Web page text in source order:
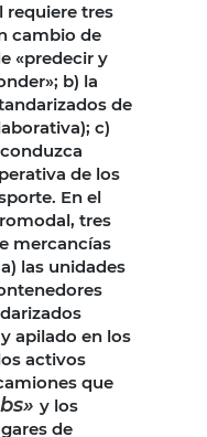
requiere tres
cambio de
«predecir y
b) la
de
c)
de los
En el
tres
mercancías
las unidades
apilado en los
activos
que
y los
de